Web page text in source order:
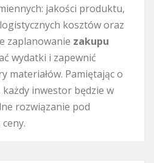
jakości produktu,
kosztów oraz
zaplanowanie zakupu
wydatki i zapewnić
materiałów. Pamiętając o
inwestor będzie w
rozwiązanie pod